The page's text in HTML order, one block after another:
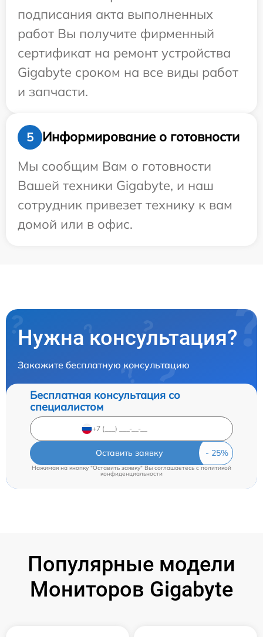
подписания акта выполненных
работ Вы получите фирменный
сертификат на ремонт устройства
Gigabyte сроком на все виды работ
и запчасти.
5
Информирование о готовности
Мы сообщим Вам о готовности
Вашей техники Gigabyte, и наш
сотрудник привезет технику к вам
домой или в офис.
Нужна консультация?
Закажите бесплатную консультацию
Бесплатная консультация со
специалистом
Оставить заявку
Нажимая на кнопку "Оставить заявку" Вы соглашаетесь cполитикой
конфиденциальности
Популярные модели
Мониторов Gigabyte